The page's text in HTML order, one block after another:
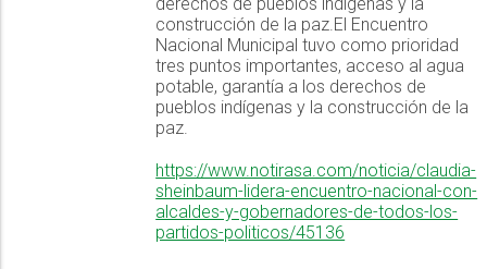
construcción de la paz.El Encuentro
Nacional Municipal tuvo como prioridad
tres puntos importantes, acceso al agua
potable, garantía a los derechos de
pueblos indígenas y la construcción de la
paz.
https://www.notirasa.com/noticia/claudia-
sheinbaum-lidera-encuentro-nacional-con-
alcaldes-y-gobernadores-de-todos-los-
partidos-politicos/45136